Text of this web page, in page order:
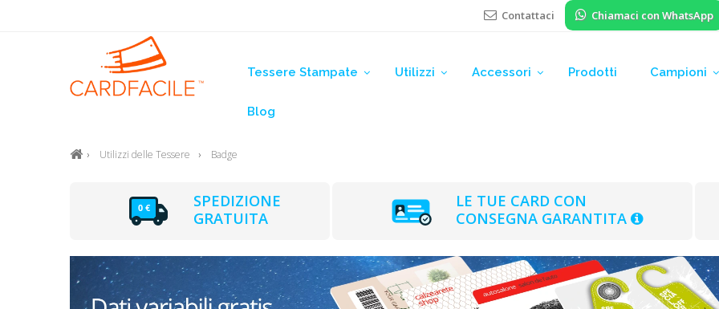
Contattaci Chiamaci con WhatsApp
Tessere Stampate Utilizzi Accessori Prodotti Campioni
Blog
Utilizzi delle Tessere Badge
SPEDIZIONE
GRATUITA
LE TUE CARD CON
CONSEGNA GARANTITA